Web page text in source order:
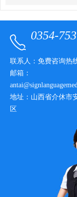
0354-
联系人：免费咨询热
邮箱：
地址：山西省介休市
区